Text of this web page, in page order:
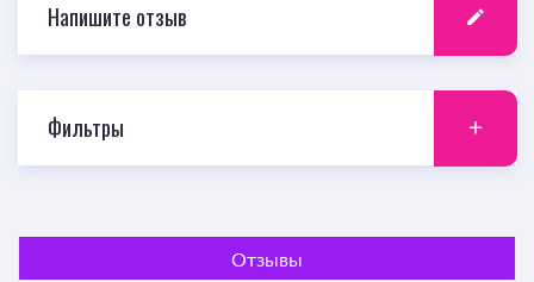
Напишите отзыв
Фильтры
Отзывы